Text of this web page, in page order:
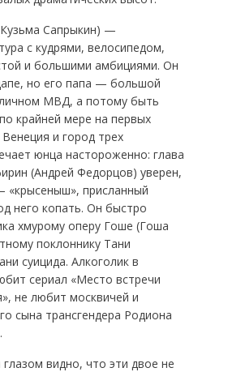
Сапрыкин) —
с кудрями, велосипедом,
и большими амбициями. Он
но его папа — большой
МВД, а потому быть
крайней мере на первых
и город трех
юнца настороженно: глава
(Андрей Федорцов) уверен,
«крысеныш», присланный
него копать. Он быстро
хмурому оперу Гоше (Гоша
поклоннику Тани
суицида. Алкоголик в
сериал «Место встречи
не любит москвичей и
сына трансгендера Родиона
видно, что эти двое не